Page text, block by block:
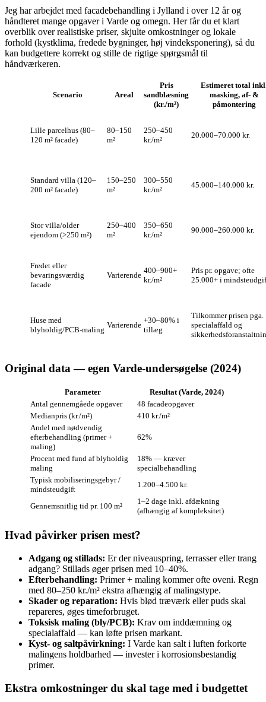
Jeg har arbejdet med facadebehandling i Jylland i over 12 år og
håndteret mange opgaver i Varde og omegn. Her får du et klart
overblik over realistiske priser, skjulte omkostninger og lokale
forhold (kystklima, fredede bygninger, høj vindeksponering), så du
kan budgettere korrekt og stille de rigtige spørgsmål til
håndværkeren.
Scenario Areal
Pris
sandblæsning
(kr./m²)
Estimeret total
masking, af- &
påmontering
Lille parcelhus (80–
120 m² facade)
80–150
m²
250–450
kr./m²
20.000–70.000 kr.
Standard villa (120–
200 m² facade)
150–250
m²
300–550
kr./m²
45.000–140.000 kr.
Stor villa/older
ejendom (>250 m²)
250–400
m²
350–650
kr./m²
90.000–260.000 kr.
Fredet eller
bevaringsværdig
facade
Varierende
400–900+
kr./m²
Pris pr. opgave; ofte
25.000+ i
Huse med
blyholdig/PCB‑maling
Varierende
+30–80% i
tillæg
Tilkommer prisen pga.
specialaffald og
Original data — egen Varde‑undersøgelse (2024)
Parameter
Resultat (Varde, 2024)
Antal gennemgåede opgaver
48 facadeopgaver
Medianpris (kr./m²)
410 kr./m²
Andel med nødvendig
efterbehandling (primer +
maling)
62%
Procent med fund af blyholdig
maling
18% — kræver
specialbehandling
Typisk mobiliseringsgebyr /
mindsteudgift
1.200–4.500 kr.
Gennemsnitlig tid pr. 100 m²
1–2 dage inkl. afdækning
(afhængig af kompleksitet)
Hvad påvirker prisen mest?
Adgang og stillads: Er der niveauspring, terrasser eller trang
adgang? Stillads øger prisen med 10–40%.
Efterbehandling: Primer + maling kommer ofte oveni. Regn
med 80–250 kr./m² ekstra afhængig af malingstype.
Skader og reparation: Hvis blød træværk eller puds skal
repareres, øges timeforbruget.
Toksisk maling (bly/PCB): Krav om inddæmning og
specialaffald — kan løfte prisen markant.
Kyst- og saltpåvirkning: I Varde kan salt i luften forkorte
malingens holdbarhed — invester i korrosionsbestandig
primer.
Ekstra omkostninger du skal tage med i budgettet